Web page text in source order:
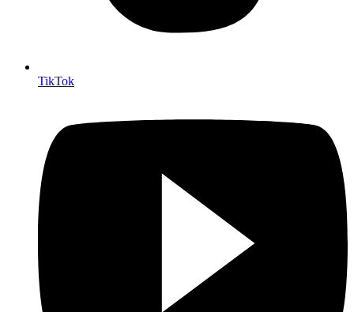
TikTok